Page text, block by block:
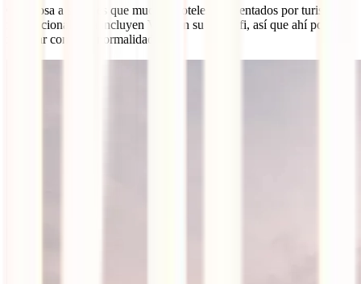
Otra cosa a saber es que muchos hoteles frecuentados por turistas
internacionales ya incluyen VPN en su red wifi, así que ahí podrás
navegar con total normalidad.